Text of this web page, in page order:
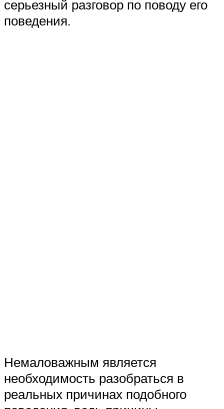
серьезный разговор по поводу его
поведения.
Немаловажным является
необходимость разобраться в
реальных причинах подобного